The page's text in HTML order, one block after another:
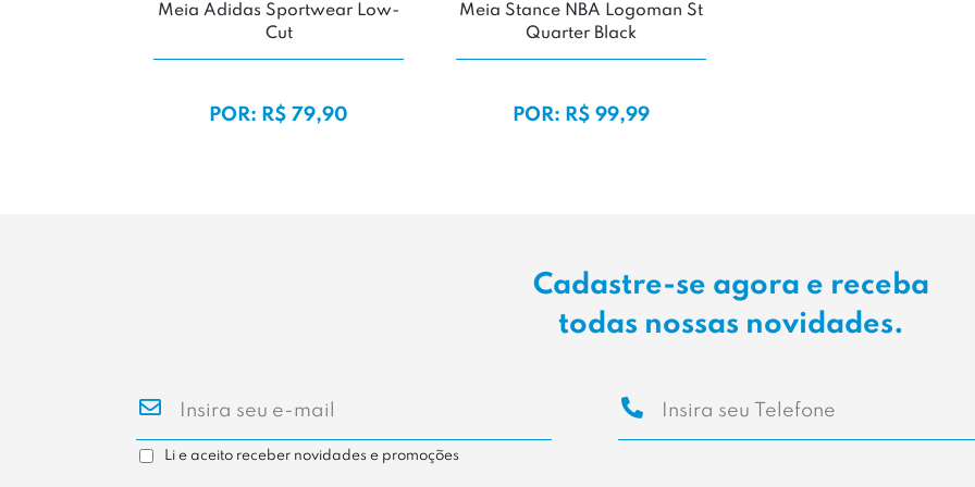
Meia Adidas Sportwear Low-
Cut
POR: R$ 79,90
Meia Stance NBA Logoman St
Quarter Black
POR: R$ 99,99
Cadastre-se agora e receba
todas nossas novidades.
Li e aceito receber novidades e promoções